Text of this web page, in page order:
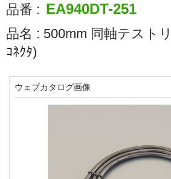
品番 : EA940DT-251
品名 : 500mm 同軸テスト
ｺﾈｸﾀ)
ウェブカタログ画像